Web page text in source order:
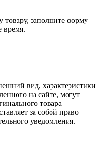
товару, заполните форму
время.
вид, характеристики
на сайте, могут
товара
за собой право
уведомления.